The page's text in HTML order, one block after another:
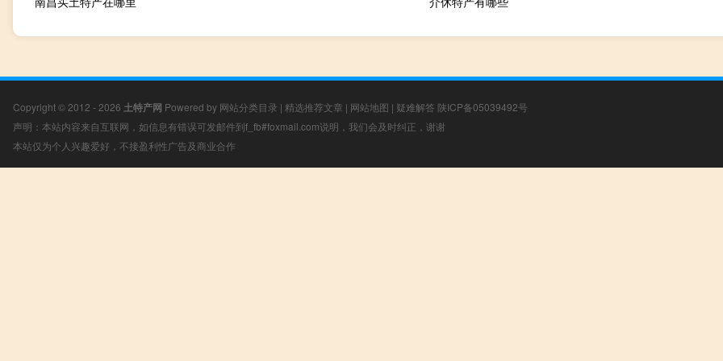
Copyright © 2012 - 2026 土特产网 Powered by 网站分类目录 | 精选推荐文章 | 网站地图 | 疑难解答 陕ICP备05039492号
声明：本站内容来自互联网，如信息有错误可发邮件到f_fb#foxmail.com说明，我们会及时纠正，谢谢
本站仅为个人兴趣爱好，不接盈利性广告及商业合作